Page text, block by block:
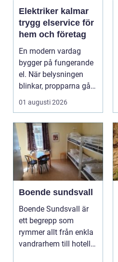
Elektriker kalmar
trygg elservice för
hem och företag
En modern vardag
bygger på fungerande
el. När belysningen
blinkar, propparna går
eller en ny laddbox...
01 augusti 2026
Boende sundsvall
Boende Sundsvall är
ett begrepp som
rymmer allt från enkla
vandrarhem till hotell